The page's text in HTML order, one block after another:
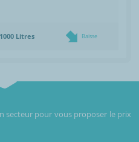
Litres Baisse
secteur pour vous proposer le prix